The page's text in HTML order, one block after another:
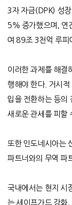
3자 자금(DPK) 성
5% 증가했으며 연
여 89조 3천억 루피
이러한 과제를 해결
행해야 한다. 거시적
입을 전환하는 등의
새로운 관세를 피할
또한 인도네시아는
파트너와의 무역 파
국내에서는 현지 시
는 세이프가드 강화